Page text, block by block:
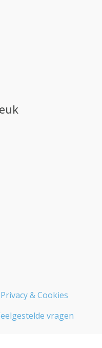
Privacy & Cookies
vragen